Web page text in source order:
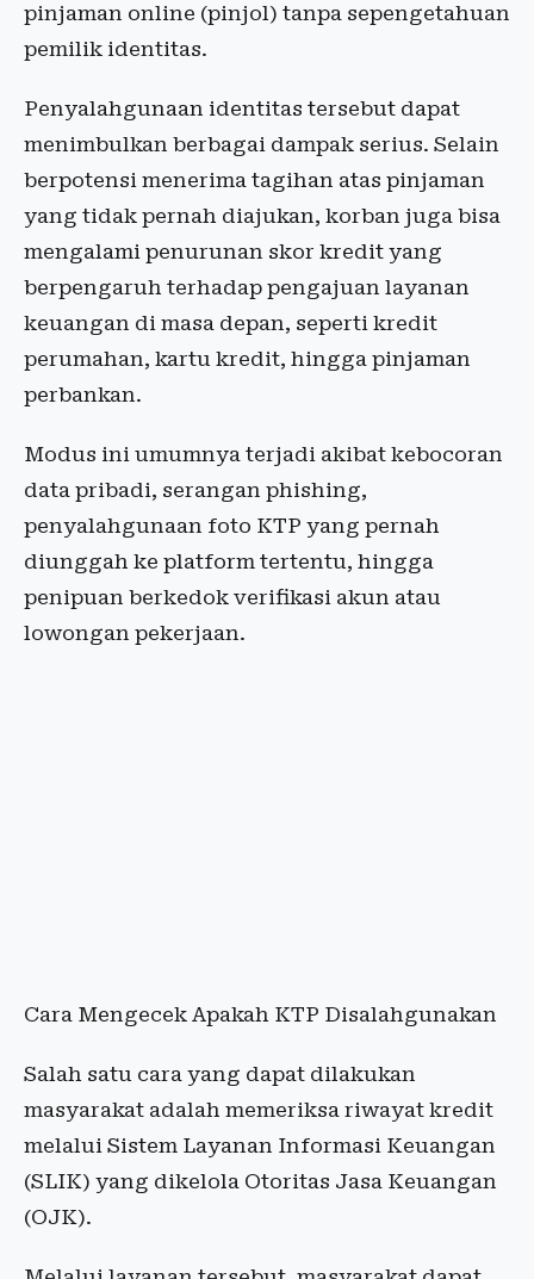
pinjaman online (pinjol) tanpa sepengetahuan
pemilik identitas.
Penyalahgunaan identitas tersebut dapat
menimbulkan berbagai dampak serius. Selain
berpotensi menerima tagihan atas pinjaman
yang tidak pernah diajukan, korban juga bisa
mengalami penurunan skor kredit yang
berpengaruh terhadap pengajuan layanan
keuangan di masa depan, seperti kredit
perumahan, kartu kredit, hingga pinjaman
perbankan.
Modus ini umumnya terjadi akibat kebocoran
data pribadi, serangan phishing,
penyalahgunaan foto KTP yang pernah
diunggah ke platform tertentu, hingga
penipuan berkedok verifikasi akun atau
lowongan pekerjaan.
Cara Mengecek Apakah KTP Disalahgunakan
Salah satu cara yang dapat dilakukan
masyarakat adalah memeriksa riwayat kredit
melalui Sistem Layanan Informasi Keuangan
(SLIK) yang dikelola Otoritas Jasa Keuangan
(OJK).